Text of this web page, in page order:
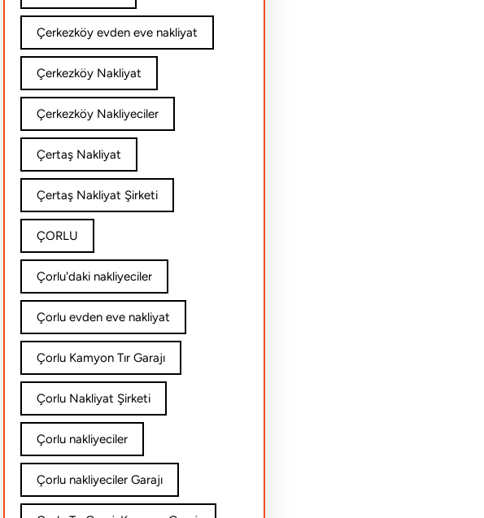
Çerkezköy evden eve nakliyat
Çerkezköy Nakliyat
Çerkezköy Nakliyeciler
Çertaş Nakliyat
Çertaş Nakliyat Şirketi
ÇORLU
Çorlu'daki nakliyeciler
Çorlu evden eve nakliyat
Çorlu Kamyon Tır Garajı
Çorlu Nakliyat Şirketi
Çorlu nakliyeciler
Çorlu nakliyeciler Garajı